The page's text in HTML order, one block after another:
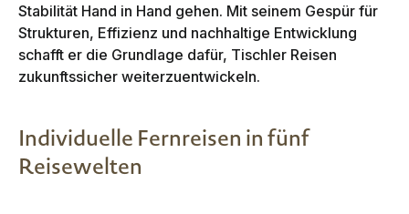
Stabilität Hand in Hand gehen. Mit seinem Gespür für
Strukturen, Effizienz und nachhaltige Entwicklung
schafft er die Grundlage dafür, Tischler Reisen
zukunftssicher weiterzuentwickeln.
Individuelle Fernreisen in fünf
Reisewelten